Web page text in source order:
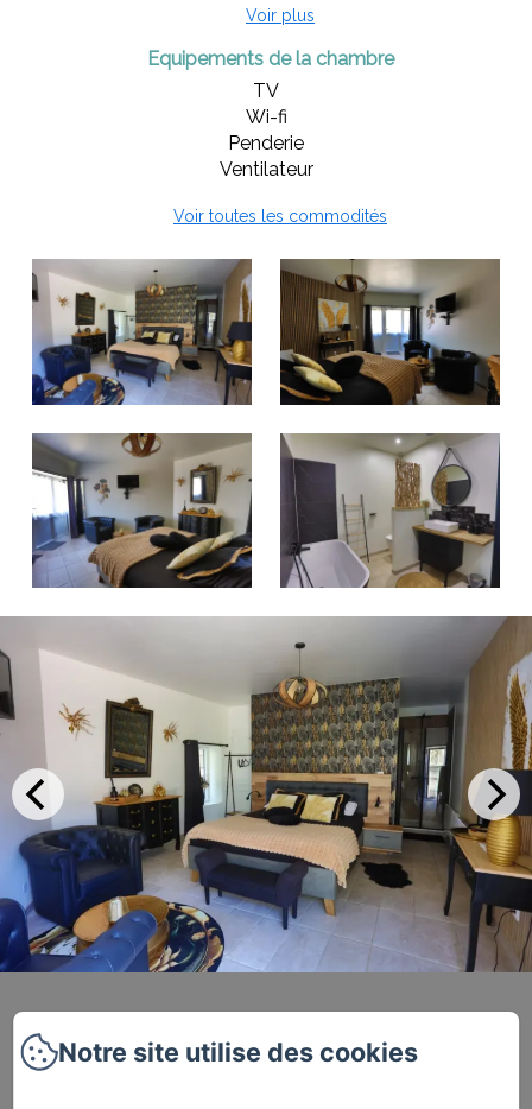
Voir plus
Equipements de la chambre
TV
Wi-fi
Penderie
Ventilateur
Voir toutes les commodités
Notre site utilise des cookies